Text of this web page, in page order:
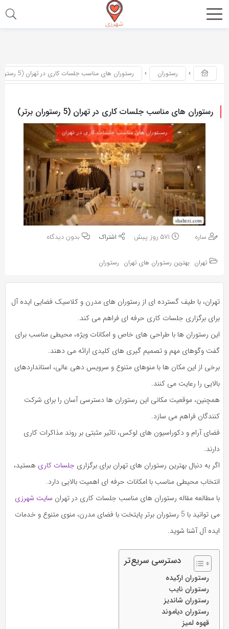
اشتراک
استفاده
زیر
می‌توانید
صفحه
دوستان
به
بگذارید.
لینک
رستوران رستوران های مناسب جلسات کاری در تهران (5 رستوران برتر)
رستوران های مناسب جلسات کاری در تهران (5 رستوران برتر)
ساره
اشتراک
گذاری
با
استفاده
روش‌های
می‌توانید
صفحه
دوستان
به
بگذارید.
کپی
بدون دیدگاه
تهران بهترین رستوران های تهران رستوران
تهران، با طیف گسترده‌ ای از رستوران‌ های مدرن و کلاسیک فضایی ایده‌ آل
برای برگزاری جلسات کاری حرفه‌ ای فراهم می‌ کند.
این رستوران‌ ها با طراحی‌ های خاص و امکانات ویژه، محیطی مناسب برای
گفت‌ وگوهای مهم و تصمیم‌ گیری‌ های کلیدی ارائه می‌ دهند.
برخی از این مکان‌ ها با منوهای متنوع و سرویس‌ دهی عالی، استانداردهای
بالایی را رعایت می‌ کنند.
همچنین، موقعیت مکانی این رستوران‌ ها دسترسی آسان را برای شرکت‌
کنندگان فراهم می‌ سازد.
فضای آرام و دکوراسیون‌ های لوکس، تاثیر مثبتی بر روند مذاکرات کاری
دارند.
اگر به دنبال بهترین رستوران‌ های تهران برای برگزاری جلسات کاری هستید،
انتخاب محیطی مناسب با امکانات حرفه‌ ای اهمیت بالایی دارد.
با مطالعه مقاله رستوران های مناسب جلسات کاری در تهران سایت شهرزی
می توانید با 5 رستوران برتر پایتخت با فضای مدرن، منوی متنوع و خدمات
ایده‌ آل آشنا شوید.
دسترسی سریع‌تر
رستوران ارکیده
رستوران نایب
رستوران شاندیز
رستوران دیاموند
قهوه لمیز